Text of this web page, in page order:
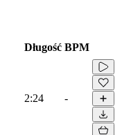
Długość BPM
2:24 -